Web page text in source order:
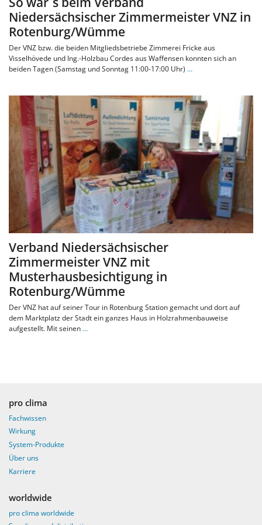
Niedersächsischer Zimmermeister VNZ in
Rotenburg/Wümme
Der VNZ bzw. die beiden Mitgliedsbetriebe Zimmerei Fricke aus
Visselhövede und Ing.-Holzbau Cordes aus Waffensen konnten sich an
beiden Tagen (Samstag und Sonntag 11:00-17:00 Uhr) …
Verband Niedersächsischer
Zimmermeister VNZ mit
Musterhausbesichtigung in
Rotenburg/Wümme
Der VNZ hat auf seiner Tour in Rotenburg Station gemacht und dort auf
dem Marktplatz der Stadt ein ganzes Haus in Holzrahmenbauweise
aufgestellt. Mit seinen …
pro clima
Fachwissen
Wirkung
System-Produkte
Über uns
Karriere
worldwide
pro clima worldwide